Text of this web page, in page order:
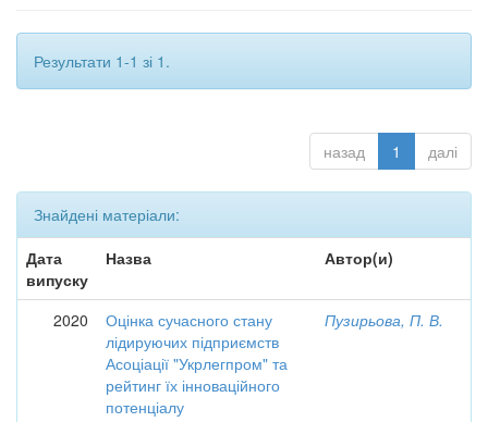
Результати 1-1 зі 1.
назад 1 далі
Знайдені матеріали:
Дата
випуску
Назва Автор(и)
2020
Оцінка сучасного стану
лідируючих підприємств
Асоціації "Укрлегпром" та
рейтинг їх інноваційного
потенціалу
Пузирьова, П. В.